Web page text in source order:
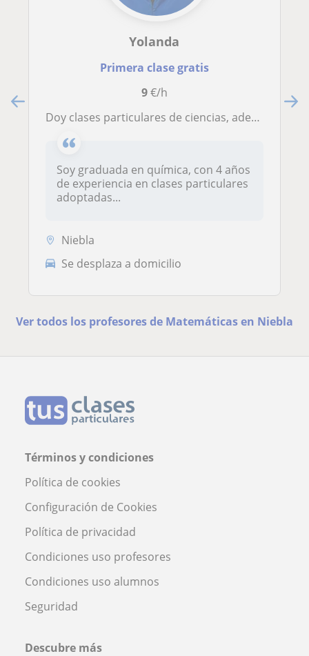
Yolanda
Primera clase gratis
9€/h
Doy clases particulares de ciencias, además de apoyo escolar en otras materias para niños desde primaria hasta bachillerato
Soy graduada en química, con 4 años
de experiencia en clases particulares
adoptadas...
Niebla
Se desplaza a domicilio
Ver todos los profesores de Matemáticas en Niebla
Términos y condiciones
Política de cookies
Configuración de Cookies
Política de privacidad
Condiciones uso profesores
Condiciones uso alumnos
Seguridad
Descubre más